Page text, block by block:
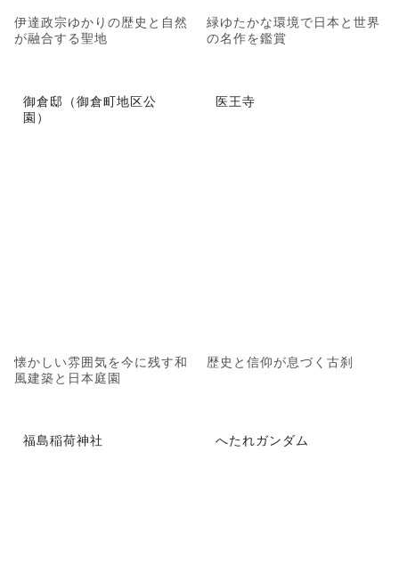
伊達政宗ゆかりの歴史と自然
が融合する聖地
緑ゆたかな環境で日本と世界
の名作を鑑賞
御倉邸（御倉町地区公
園）
懐かしい雰囲気を今に残す和
風建築と日本庭園
医王寺
歴史と信仰が息づく古刹
福島稲荷神社 へたれガンダム